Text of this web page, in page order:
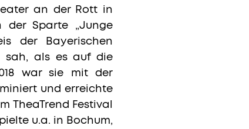
an der Rott in
der Sparte „Junge
der Bayerischen
sah, als es auf die
war sie mit der
und erreichte
TheaTrend Festival
u.a. in Bochum,